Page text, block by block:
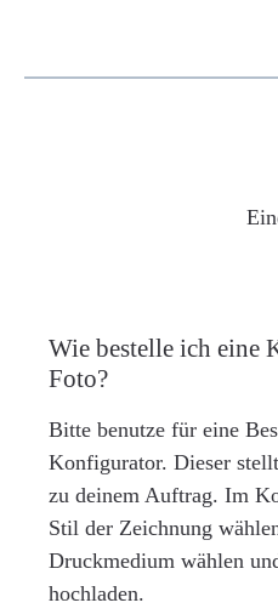
Wie bestelle ich eine
Foto?
Bitte benutze für eine
Konfigurator. Dieser
zu deinem Auftrag. Im
Stil der Zeichnung
Druckmedium wählen
hochladen.